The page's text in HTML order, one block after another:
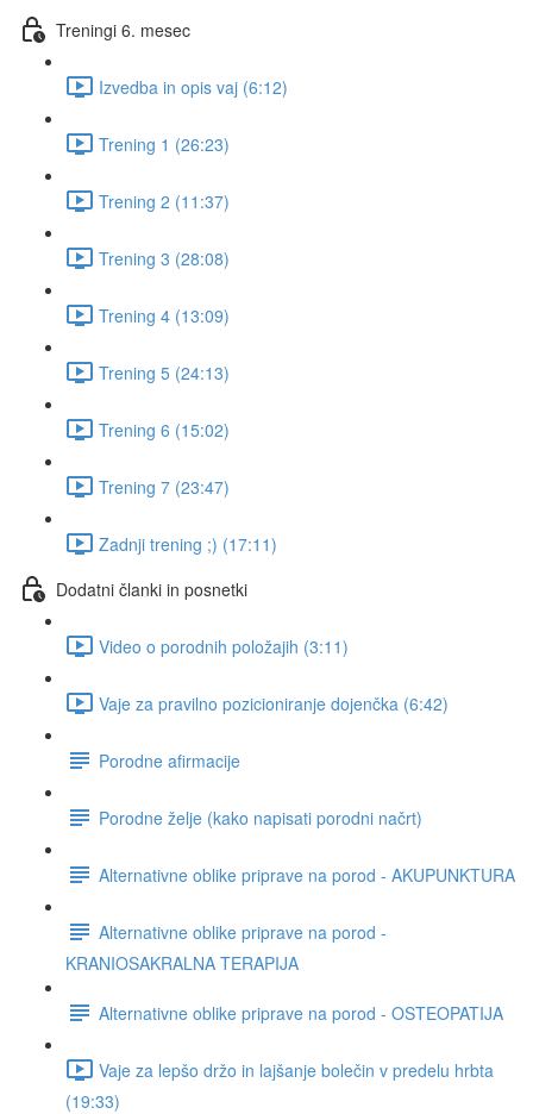
Treningi 6. mesec
Izvedba in opis vaj (6:12)
Trening 1 (26:23)
Trening 2 (11:37)
Trening 3 (28:08)
Trening 4 (13:09)
Trening 5 (24:13)
Trening 6 (15:02)
Trening 7 (23:47)
Zadnji trening ;) (17:11)
Dodatni članki in posnetki
Video o porodnih položajih (3:11)
Vaje za pravilno pozicioniranje dojenčka (6:42)
Porodne afirmacije
Porodne želje (kako napisati porodni načrt)
Alternativne oblike priprave na porod - AKUPUNKTURA
Alternativne oblike priprave na porod -
KRANIOSAKRALNA TERAPIJA
Alternativne oblike priprave na porod - OSTEOPATIJA
Vaje za lepšo držo in lajšanje bolečin v predelu hrbta
(19:33)